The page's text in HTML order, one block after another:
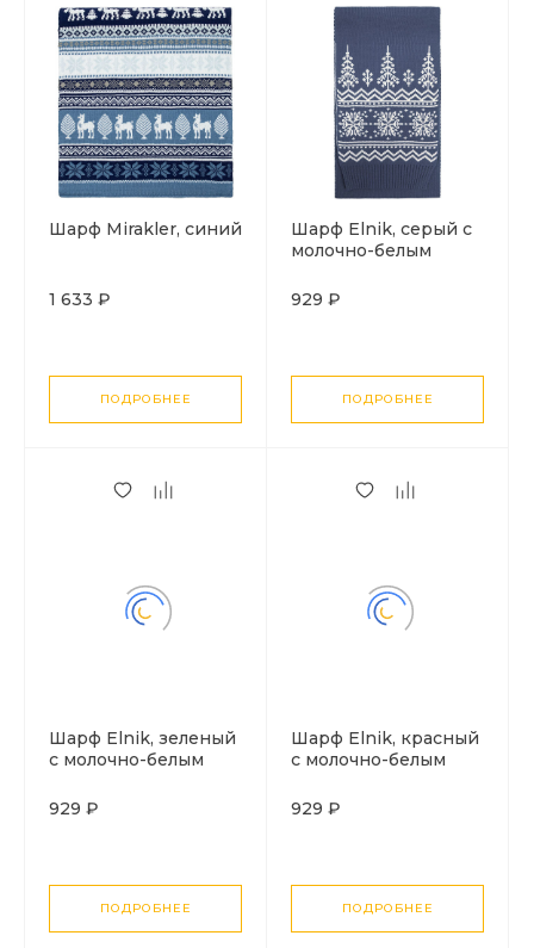
Шарф Mirakler, синий
1 633 ₽
ПОДРОБНЕЕ
Шарф Elnik, серый с
молочно-белым
929 ₽
ПОДРОБНЕЕ
Шарф Elnik, зеленый
с молочно-белым
929 ₽
ПОДРОБНЕЕ
Шарф Elnik, красный
с молочно-белым
929 ₽
ПОДРОБНЕЕ